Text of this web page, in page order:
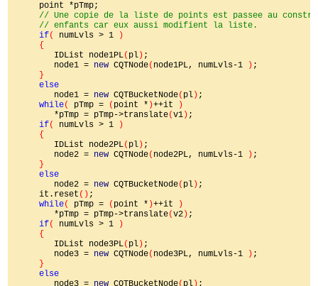
     point *pTmp;
// Une copie de la liste de points est passee au
     // enfants car eux aussi modifient la liste.
if( numLvls > 1
)
     {
IDList node1PL( pl ) ;
        node1 =
new CQTNode( node1PL, numLvls-1 ) ;
}
else
node1 = new CQTBucketNode( pl ) ;
while( pTmp = ( point * )++it
)
*pTmp = pTmp->translate(v1 ) ;
if( numLvls > 1
)
     {
IDList node2PL( pl ) ;
        node2 =
new CQTNode( node2PL, numLvls-1 ) ;
}
else
node2 = new CQTBucketNode( pl ) ;
     it.reset
() ;
while( pTmp = ( point * )++it
)
*pTmp = pTmp->translate(v2 ) ;
if( numLvls > 1
)
     {
IDList node3PL( pl ) ;
        node3 =
new CQTNode( node3PL, numLvls-1 ) ;
}
else